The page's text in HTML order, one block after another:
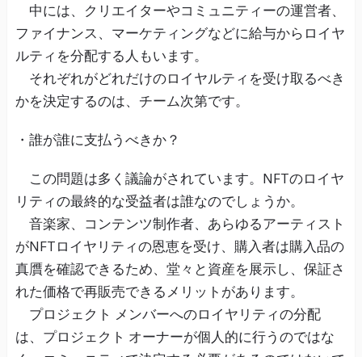
中には、クリエイターやコミュニティーの運営者、
ファイナンス、マーケティングなどに給与からロイヤ
ルティを分配する人もいます。
それぞれがどれだけのロイヤルティを受け取るべき
かを決定するのは、チーム次第です。
・誰が誰に支払うべきか？
この問題は多く議論がされています。NFTのロイヤ
リティの最終的な受益者は誰なのでしょうか。
音楽家、コンテンツ制作者、あらゆるアーティスト
がNFTロイヤリティの恩恵を受け、購入者は購入品の
真贋を確認できるため、堂々と資産を展示し、保証さ
れた価格で再販売できるメリットがあります。
プロジェクト メンバーへのロイヤリティの分配
は、プロジェクト オーナーが個人的に行うのではな